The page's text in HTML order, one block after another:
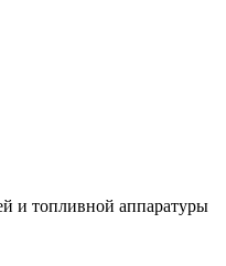
и топливной аппаратуры